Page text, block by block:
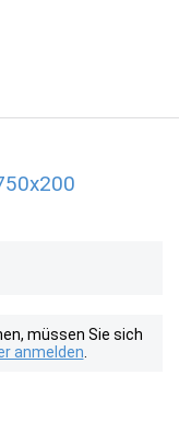
müssen Sie sich
anmelden